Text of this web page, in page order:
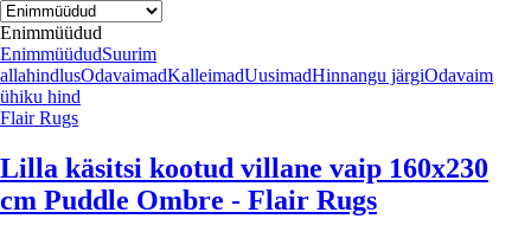
Enimmüüdud
EnimmüüdudSuurim
allahindlusOdavaimadKalleimadUusimadHinnangu järgiOdavaim
ühiku hind
Flair Rugs
Lilla käsitsi kootud villane vaip 160x230
cm Puddle Ombre - Flair Rugs